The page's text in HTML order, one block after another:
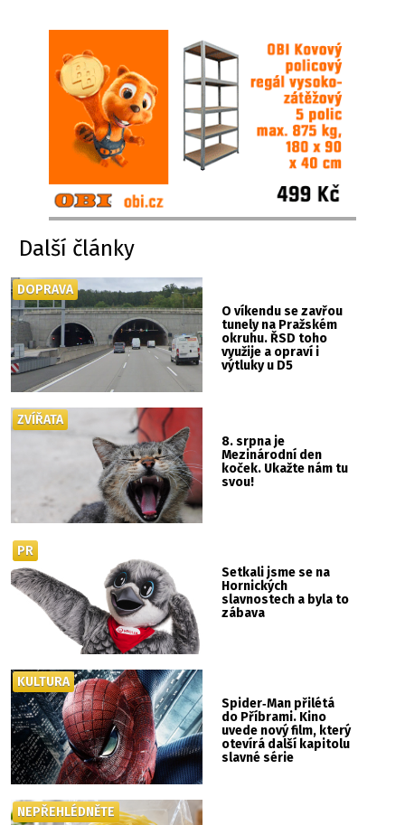
Další články
O víkendu se zavřou
tunely na Pražském
okruhu. ŘSD toho
využije a opraví i
výtluky u D5
DOPRAVA
8. srpna je
Mezinárodní den
koček. Ukažte nám tu
svou!
ZVÍŘATA
Setkali jsme se na
Hornických
slavnostech a byla to
zábava
PR
Spider‑Man přilétá
do Příbrami. Kino
uvede nový film, který
otevírá další kapitolu
slavné série
KULTURA
NEPŘEHLÉDNĚTE